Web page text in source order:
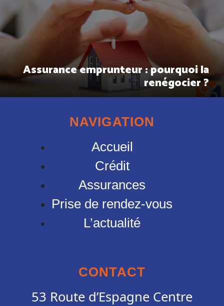
Assurance emprunteur : pourquoi la
renégocier ?
NAVIGATION
Accueil
Crédit
Assurances
Prise de rendez-vous
L’actualité
CONTACT
53 Route d’Espagne Centre